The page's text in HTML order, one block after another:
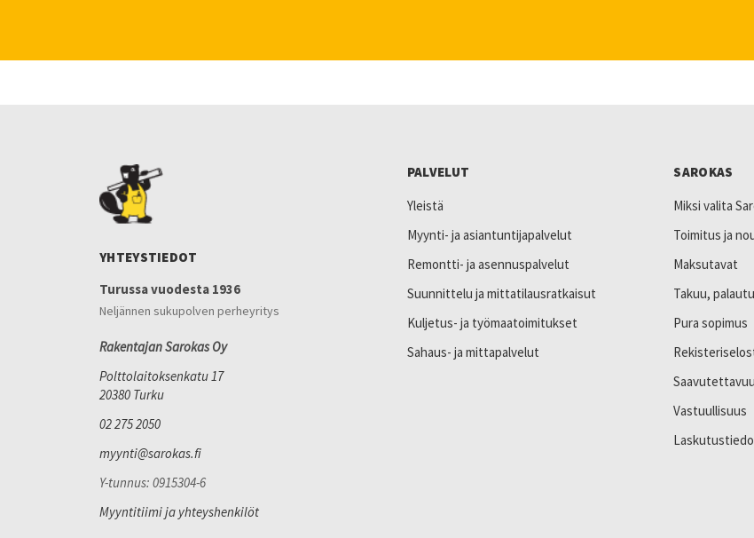
YHTEYSTIEDOT
Turussa vuodesta 1936
Neljännen sukupolven perheyritys
Rakentajan Sarokas Oy
Polttolaitoksenkatu 17
20380 Turku
02 275 2050
myynti@sarokas.fi
Y-tunnus: 0915304-6
Myyntitiimi ja yhteyshenkilöt
PALVELUT
Yleistä
Myynti- ja asiantuntijapalvelut
Remontti- ja asennuspalvelut
Suunnittelu ja mittatilausratkaisut
Kuljetus- ja työmaatoimitukset
Sahaus- ja mittapalvelut
SAROKAS
Miksi valita
Toimitus ja
Maksutavat
Takuu,
Pura sopimus
Vastuullisuus